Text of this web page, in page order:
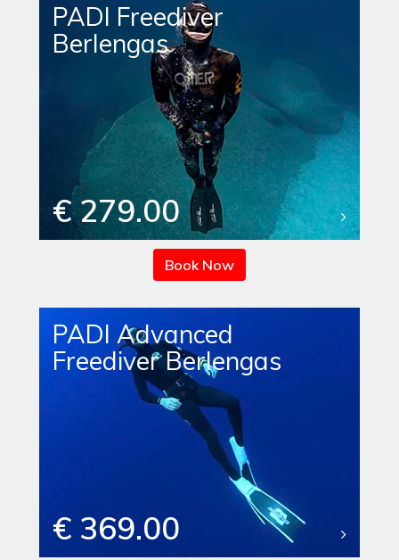
PADI Freediver
Berlengas
€ 279.00
Book Now
PADI Advanced
Freediver Berlengas
€ 369.00